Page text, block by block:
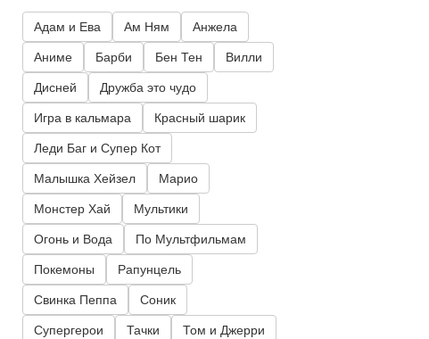
Адам и Ева Ам Ням Анжела
Аниме Барби Бен Тен Вилли
Дисней Дружба это чудо
Игра в кальмара Красный шарик
Леди Баг и Супер Кот
Малышка Хейзел Марио
Монстер Хай Мультики
Огонь и Вода По Мультфильмам
Покемоны Рапунцель
Свинка Пеппа Соник
Супергерои Тачки Том и Джерри